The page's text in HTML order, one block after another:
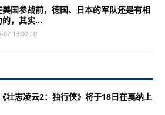
美国参战前，德国、日本的军队还是有相
的，其实...
07 13:02:10
壮志凌云2：独行侠》将于18日在戛纳上